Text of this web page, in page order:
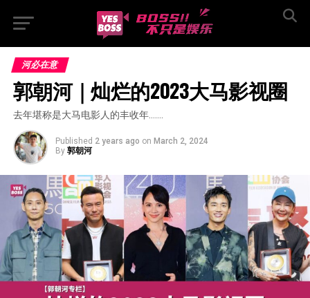
河必在意
郭朝河｜灿烂的2023大马影视圈
去年堪称是大马电影人的丰收年…….
Published 2 years ago on March 2, 2024
By 郭朝河